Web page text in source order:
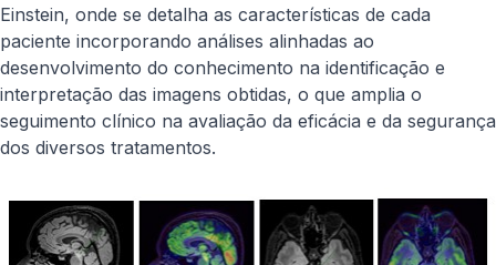
Einstein, onde se detalha as características de cada
paciente incorporando análises alinhadas ao
desenvolvimento do conhecimento na identificação e
interpretação das imagens obtidas, o que amplia o
seguimento clínico na avaliação da eficácia e da segurança
dos diversos tratamentos.